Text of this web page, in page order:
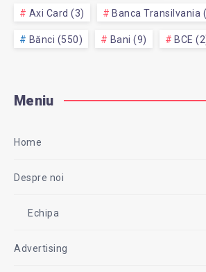
Axi Card (3) Banca Transilvania
Bănci (550) Bani (9) BCE
Meniu
Home
Despre noi
Echipa
Advertising